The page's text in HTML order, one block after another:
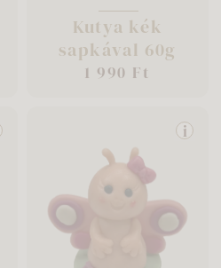
Kutya kék
sapkával 60g
1 990 Ft
i